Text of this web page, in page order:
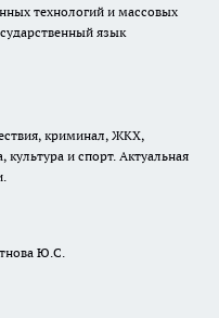
технологий и массовых
язык
криминал, ЖКХ,
культура и спорт. Актуальная
Ю.С.